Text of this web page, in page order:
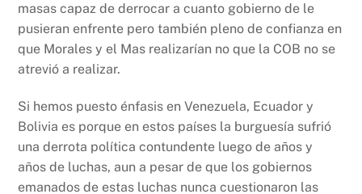
masas capaz de derrocar a cuanto gobierno de le
pusieran enfrente pero también pleno de confianza en
que Morales y el Mas realizarían no que la COB no se
atrevió a realizar.
Si hemos puesto énfasis en Venezuela, Ecuador y
Bolivia es porque en estos países la burguesía sufrió
una derrota política contundente luego de años y
años de luchas, aun a pesar de que los gobiernos
emanados de estas luchas nunca cuestionaron las